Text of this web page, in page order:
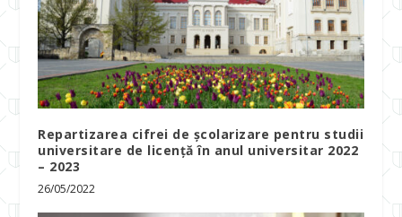
Repartizarea cifrei de şcolarizare pentru studii
universitare de licenţă în anul universitar 2022
– 2023
26/05/2022